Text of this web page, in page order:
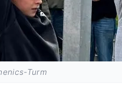
Turm